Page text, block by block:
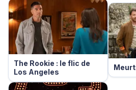
The Rookie : le flic de
Los Angeles